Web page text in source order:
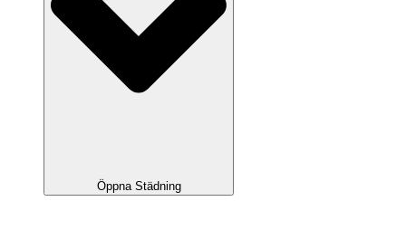
Öppna Städning